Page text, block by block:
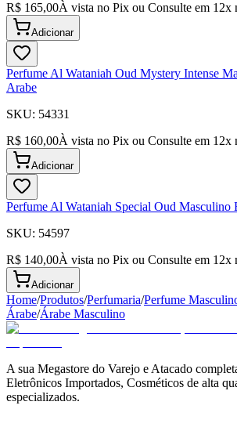
R$ 165,00À vista no Pix ou Consulte em 12x
Adicionar
Perfume Al Wataniah Oud Mystery Intense
Arabe
SKU: 54331
R$ 160,00À vista no Pix ou Consulte em 12x
Adicionar
Perfume Al Wataniah Special Oud Masculino
SKU: 54597
R$ 140,00À vista no Pix ou Consulte em 12x
Adicionar
Home/Produtos/Perfumaria/Perfume
Árabe/Árabe Masculino
A sua Megastore do Varejo e Atacado
Eletrônicos Importados, Cosméticos de alta
especializados.